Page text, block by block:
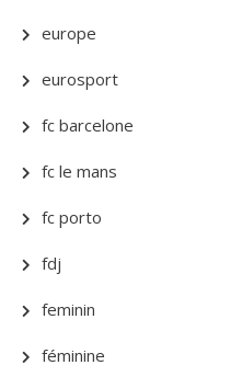
europe
eurosport
fc barcelone
fc le mans
fc porto
fdj
feminin
féminine